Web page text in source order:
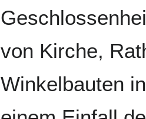
von Kirche,
Winkelbauten